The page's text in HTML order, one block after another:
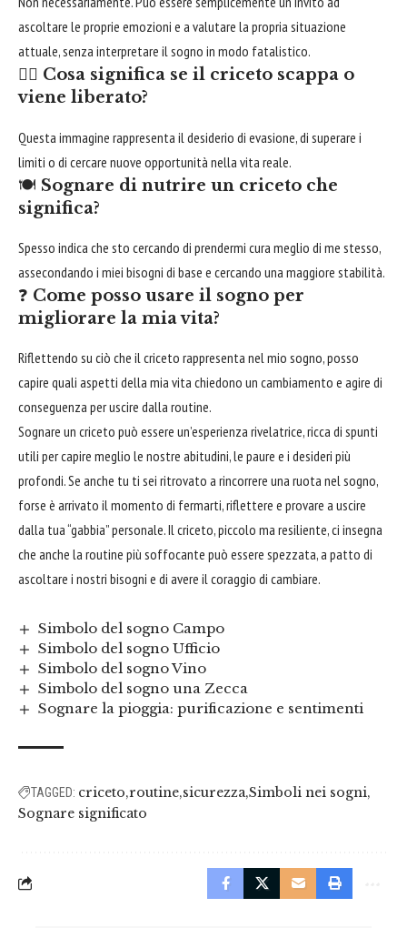
ascoltare le proprie emozioni e a valutare la propria situazione
attuale, senza interpretare il sogno in modo fatalistico.
🏃‍♂️ Cosa significa se il criceto scappa o
viene liberato?
Questa immagine rappresenta il desiderio di evasione, di superare i
limiti o di cercare nuove opportunità nella vita reale.
🍽 Sognare di nutrire un criceto che
significa?
Spesso indica che sto cercando di prendermi cura meglio di me stesso,
assecondando i miei bisogni di base e cercando una maggiore stabilità.
❓ Come posso usare il sogno per
migliorare la mia vita?
Riflettendo su ciò che il criceto rappresenta nel mio sogno, posso
capire quali aspetti della mia vita chiedono un cambiamento e agire di
conseguenza per uscire dalla routine.
Sognare un criceto può essere un’esperienza rivelatrice, ricca di spunti
utili per capire meglio le nostre abitudini, le paure e i desideri più
profondi. Se anche tu ti sei ritrovato a rincorrere una ruota nel sogno,
forse è arrivato il momento di fermarti, riflettere e provare a uscire
dalla tua “gabbia” personale. Il criceto, piccolo ma resiliente, ci insegna
che anche la routine più soffocante può essere spezzata, a patto di
ascoltare i nostri bisogni e di avere il coraggio di cambiare.
Simbolo del sogno Campo
Simbolo del sogno Ufficio
Simbolo del sogno Vino
Simbolo del sogno una Zecca
Sognare la pioggia: purificazione e sentimenti
TAGGED: criceto routine sicurezza Simboli nei sogni
Sognare significato